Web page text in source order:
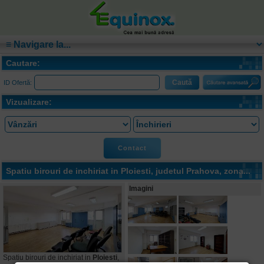
Cautare:
ID Ofertă:
Vizualizare:
Contact
Spatiu birouri de inchiriat in Ploiesti, judetul Prahova, zona...
Spatiu birouri de inchiriat in Ploiesti,
Imagini